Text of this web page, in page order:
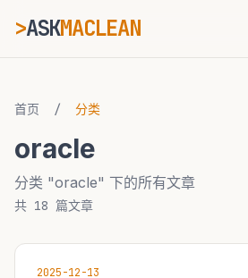
>ASKMACLEAN
首页 / 分类
oracle
分类 "oracle" 下的所有文章
共 18 篇文章
2025-12-13